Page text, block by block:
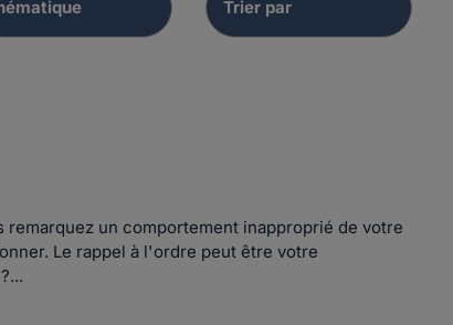
un comportement inapproprié de votre
Le rappel à l'ordre peut être votre